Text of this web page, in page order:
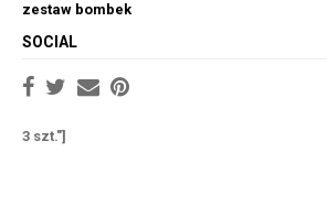
zestaw bombek
SOCIAL
3 szt."]